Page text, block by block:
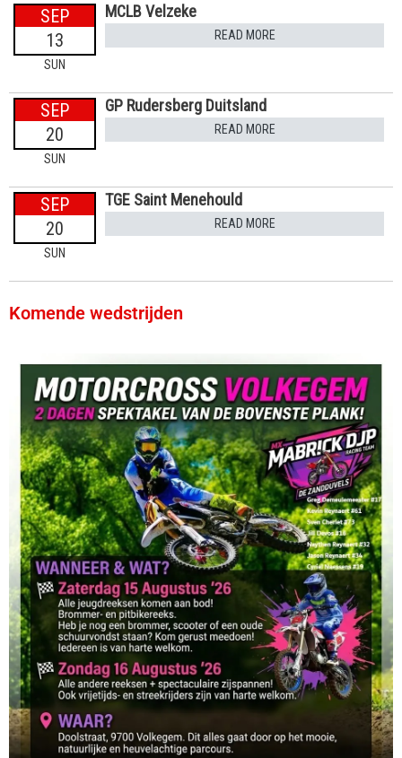
SEP
13
SUN
MCLB Velzeke
READ MORE
SEP
20
SUN
GP Rudersberg Duitsland
READ MORE
SEP
20
SUN
TGE Saint Menehould
READ MORE
Komende wedstrijden